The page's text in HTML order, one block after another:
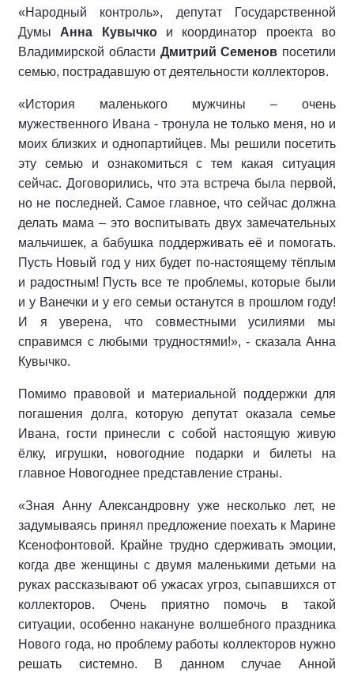
«Народный контроль», депутат Государственной
Думы Анна Кувычкои координатор проекта во
Владимирской области Дмитрий Семенов посетили
семью, пострадавшую от деятельности коллекторов.
«История маленького мужчины – очень
мужественного Ивана - тронула не только меня, но и
моих близких и однопартийцев. Мы решили посетить
эту семью и ознакомиться с тем какая ситуация
сейчас. Договорились, что эта встреча была первой,
но не последней. Самое главное, что сейчас должна
делать мама – это воспитывать двух замечательных
мальчишек, а бабушка поддерживать её и помогать.
Пусть Новый год у них будет по-настоящему тёплым
и радостным! Пусть все те проблемы, которые были
и у Ванечки и у его семьи останутся в прошлом году!
И я уверена, что совместными усилиями мы
справимся с любыми трудностями!», - сказала Анна
Кувычко.
Помимо правовой и материальной поддержки для
погашения долга, которую депутат оказала семье
Ивана, гости принесли с собой настоящую живую
ёлку, игрушки, новогодние подарки и билеты на
главное Новогоднее представление страны.
«Зная Анну Александровну уже несколько лет, не
задумываясь принял предложение поехать к Марине
Ксенофонтовой. Крайне трудно сдерживать эмоции,
когда две женщины с двумя маленькими детьми на
руках рассказывают об ужасах угроз, сыпавшихся от
коллекторов. Очень приятно помочь в такой
ситуации, особенно накануне волшебного праздника
Нового года, но проблему работы коллекторов нужно
решать системно. В данном случае Анной